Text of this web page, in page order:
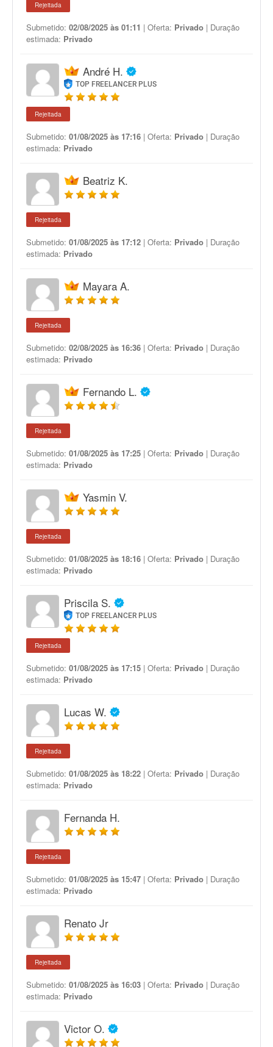
Rejeitada
Submetido: 02/08/2025 às 01:11 | Oferta: Privado | Duração
estimada: Privado
André H.
TOP FREELANCER PLUS
Rejeitada
Submetido: 01/08/2025 às 17:16 | Oferta: Privado | Duração
estimada: Privado
Beatriz K.
Rejeitada
Submetido: 01/08/2025 às 17:12 | Oferta: Privado | Duração
estimada: Privado
Mayara A.
Rejeitada
Submetido: 02/08/2025 às 16:36 | Oferta: Privado | Duração
estimada: Privado
Fernando L.
Rejeitada
Submetido: 01/08/2025 às 17:25 | Oferta: Privado | Duração
estimada: Privado
Yasmin V.
Rejeitada
Submetido: 01/08/2025 às 18:16 | Oferta: Privado | Duração
estimada: Privado
Priscila S.
TOP FREELANCER PLUS
Rejeitada
Submetido: 01/08/2025 às 17:15 | Oferta: Privado | Duração
estimada: Privado
Lucas W.
Rejeitada
Submetido: 01/08/2025 às 18:22 | Oferta: Privado | Duração
estimada: Privado
Fernanda H.
Rejeitada
Submetido: 01/08/2025 às 15:47 | Oferta: Privado | Duração
estimada: Privado
Renato Jr
Rejeitada
Submetido: 01/08/2025 às 16:03 | Oferta: Privado | Duração
estimada: Privado
Victor O.